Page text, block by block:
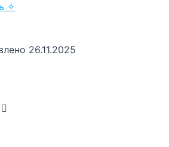
✧
26.11.2025